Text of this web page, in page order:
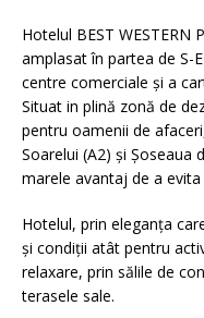
Hotelul BEST
amplasat în partea de S-
centre comerciale şi a
Situat in plină zonă de
pentru oamenii de
Soarelui (A2) şi Şoseaua
marele avantaj de a
Hotelul, prin eleganţa
şi condiţii atât pentru
relaxare, prin sălile de
terasele sale.